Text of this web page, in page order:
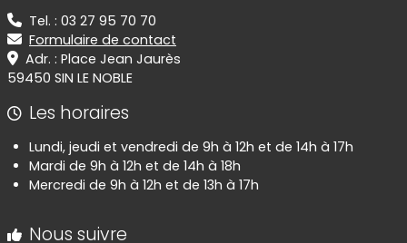
Tel. : 03 27 95 70 70
Formulaire de contact
Adr. : Place Jean Jaurès
59450 SIN LE NOBLE
Les horaires
Lundi, jeudi et vendredi de 9h à 12h et de 14h à 17h
Mardi de 9h à 12h et de 14h à 18h
Mercredi de 9h à 12h et de 13h à 17h
Nous suivre